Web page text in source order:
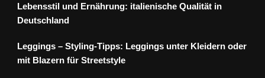
Lebensstil und Ernährung: italienische Qualität in
Deutschland
Leggings – Styling-Tipps: Leggings unter Kleidern oder
mit Blazern für Streetstyle